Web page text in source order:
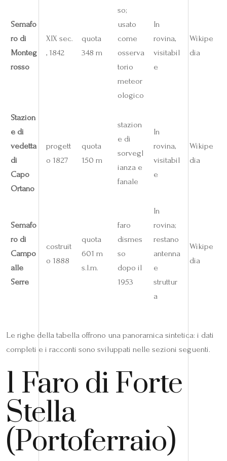
Semafo
ro di
Monteg
rosso
XIX sec.
, 1842
quota
348 m
so;
usato
come
osserva
torio
meteor
ologico
In
rovina,
visitabil
e
Wikipe
dia
Stazion
e di
vedetta
di
Capo
Ortano
progett
o 1827
quota
150 m
stazion
e di
sorvegl
ianza e
fanale
In
rovina,
visitabil
e
Wikipe
dia
Semafo
ro di
Campo
alle
Serre
costruit
o 1888
quota
601 m
s.l.m.
faro
dismes
so
dopo il
1953
In
rovina;
restano
antenna
e
struttur
a
Wikipe
dia
Le righe della tabella offrono una panoramica sintetica: i dati
completi e i racconti sono sviluppati nelle sezioni seguenti.
1 Faro di Forte
Stella
(Portoferraio)